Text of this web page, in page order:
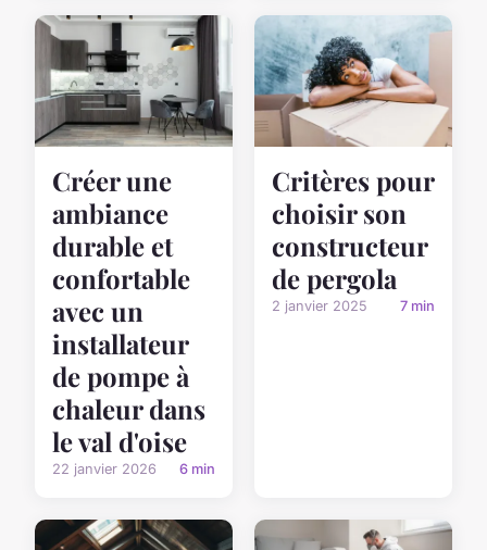
Créer une
ambiance
durable et
confortable
avec un
installateur
de pompe à
chaleur dans
le val d'oise
22 janvier 2026 6 min
Critères pour
choisir son
constructeur
de pergola
2 janvier 2025 7 min